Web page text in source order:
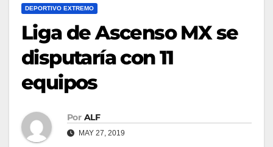
DEPORTIVO EXTREMO
Liga de Ascenso MX se
disputaría con 11
equipos
Por ALF
MAY 27, 2019